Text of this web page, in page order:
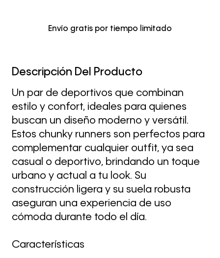
Envío gratis por tiempo limitado
Descripción Del Producto
Un par de deportivos que combinan
estilo y confort, ideales para quienes
buscan un diseño moderno y versátil.
Estos chunky runners son perfectos para
complementar cualquier outfit, ya sea
casual o deportivo, brindando un toque
urbano y actual a tu look. Su
construcción ligera y su suela robusta
aseguran una experiencia de uso
cómoda durante todo el día.
Características